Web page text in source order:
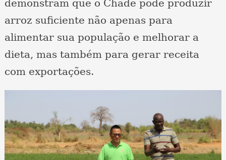
demonstram que o Chade pode produzir
arroz suficiente não apenas para
alimentar sua população e melhorar a
dieta, mas também para gerar receita
com exportações.